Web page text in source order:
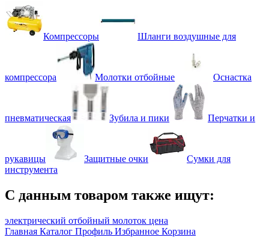
Компрессоры Шланги воздушные для
компрессора Молотки отбойные Оснастка
пневматическая Зубила и пики Перчатки и
рукавицы Защитные очки
Сумки для
инструмента
С данным товаром также ищут:
электрический отбойный молоток цена
Главная Каталог Профиль Избранное Корзина